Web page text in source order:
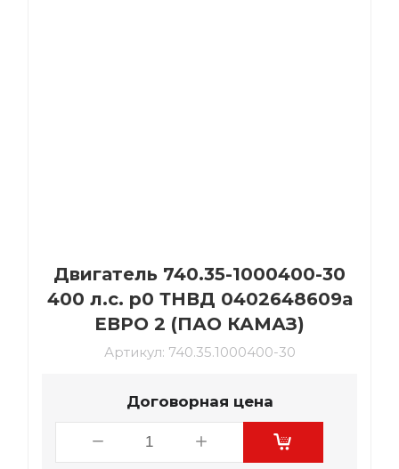
Двигатель 740.35-1000400-30
400 л.с. р0 ТНВД 0402648609а
ЕВРО 2 (ПАО КАМАЗ)
Артикул: 740.35.1000400-30
Договорная цена